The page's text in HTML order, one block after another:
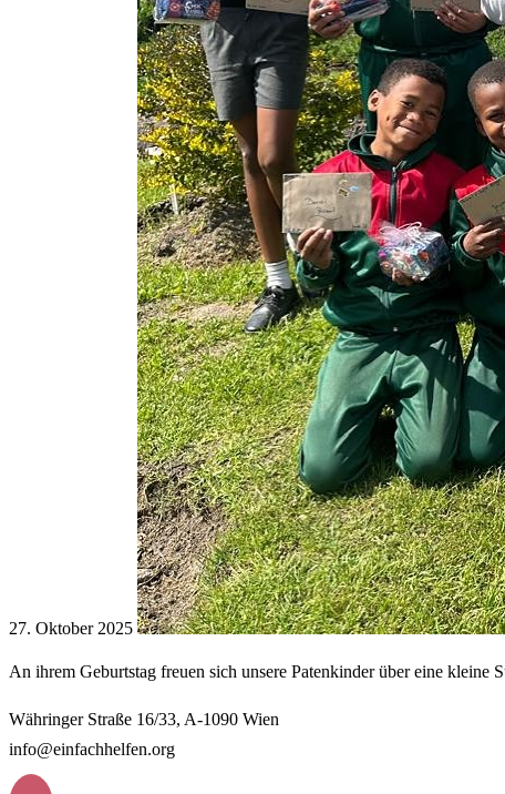
27. Oktober 2025
An ihrem Geburtstag freuen sich unsere Patenkinder über eine
Währinger Straße 16/33, A-1090 Wien
info@einfachhelfen.org